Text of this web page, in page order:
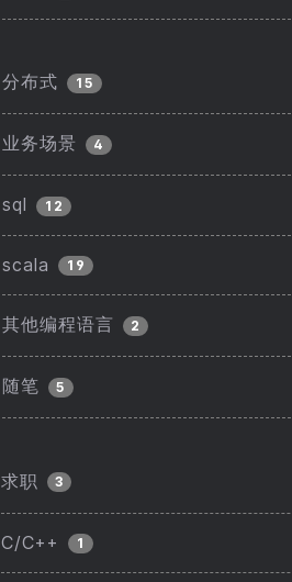
分布式 15
业务场景 4
sql 12
scala 19
其他编程语言 2
随笔 5
求职 3
C/C++ 1